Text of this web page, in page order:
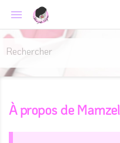

À propos de